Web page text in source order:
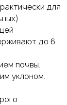
для
до 6
почвы.
уклоном.